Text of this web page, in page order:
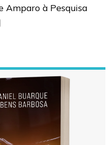
Amparo à Pesquisa